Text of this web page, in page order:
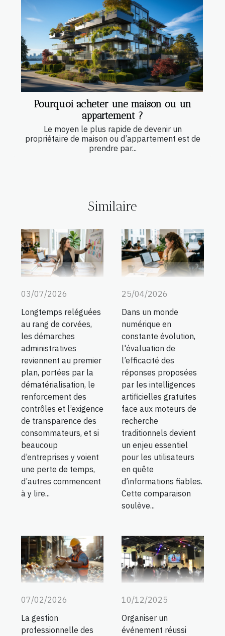
Pourquoi acheter une maison ou un
appartement ?
Le moyen le plus rapide de devenir un
propriétaire de maison ou d’appartement est de
prendre par...
Similaire
03/07/2026
Longtemps reléguées
au rang de corvées,
les démarches
administratives
reviennent au premier
plan, portées par la
dématérialisation, le
renforcement des
contrôles et l’exigence
de transparence des
consommateurs, et si
beaucoup
d’entreprises y voient
une perte de temps,
d’autres commencent
à y lire...
25/04/2026
Dans un monde
numérique en
constante évolution,
l'évaluation de
l’efficacité des
réponses proposées
par les intelligences
artificielles gratuites
face aux moteurs de
recherche
traditionnels devient
un enjeu essentiel
pour les utilisateurs
en quête
d’informations fiables.
Cette comparaison
soulève...
07/02/2026
La gestion
professionnelle des
10/12/2025
Organiser un
événement réussi